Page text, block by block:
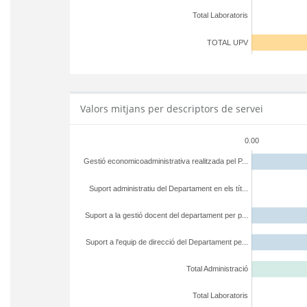
TOTAL UPV
Total Laboratoris
Valors mitjans per descriptors de servei
0.00
Total Laboratoris
Total Administració
Suport a l'equip de direcció del Departament pe...
Suport a la gestió docent del departament per p...
Suport administratiu del Departament en els tít...
Gestió economicoadministrativa realitzada pel P...